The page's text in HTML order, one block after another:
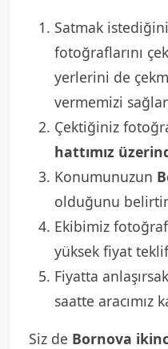
Satmak
fotoğraflarını
yerlerini de
vermemizi
Çektiğiniz
hattımız
Konumunuzun
olduğunu
Ekibimiz
yüksek fiyat
Fiyatta
saatte aracımız
Siz de Bornova